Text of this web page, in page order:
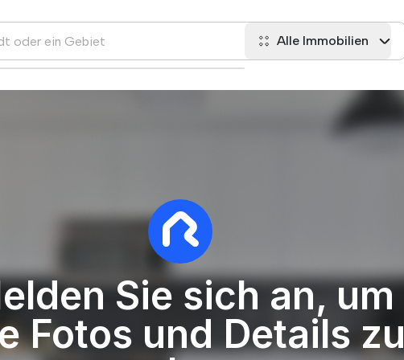
Alle Immobilien
Sie sich an, um
Fotos und Details zu